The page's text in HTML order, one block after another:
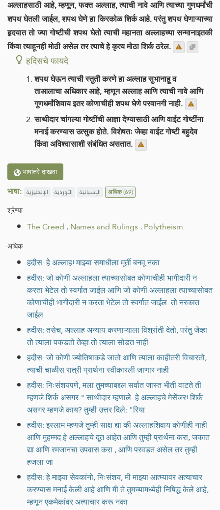
अल्लाहसाठी आहे, म्हणून, फक्त अल्लाह, त्याची नावे आणि त्याच्या गुणधर्मांची
शपथ घेतली जाईल, शपथ घेणे हा किरकोळ शिर्क आहे. परंतु शपथ घेणाऱ्याच्या
हृदयात तो ज्या गोष्टीची शपथ घेतो त्याची महानता अल्लाहच्या सन्मानाइतकी
किंवा त्याहूनही मोठी असेल तर त्याचे हे कृत्य मोठा शिर्क ठरेल.
हदिसचे फायदे
शपथ घेऊन त्याची स्तुती करणे हा अल्लाह सुभानाहू व
ताआलाचा अधिकार आहे, म्हणून अल्लाह आणि त्याची नावे आणि
गुणधर्मांशिवाय इतर कोणाचीही शपथ घेणे परवानगी नाही.
साथीदार चांगल्या गोष्टींची आज्ञा देण्यासाठी आणि वाईट गोष्टींना
मनाई करण्यास उत्सुक होते. विशेषतः जेव्हा वाईट गोष्टी बहुदेव
किंवा अविश्वासाशी संबंधित असतात.
भाषांतरे दाखवा
भाषा: الإنجليزية الأوردية الإسبانية अधिक(69)
श्रेण्या
The Creed .Names and Rulings.Polytheism
अधिक
हदीस: हे अल्लाह! माझ्या समाधीला मूर्ती बनवू नका
हदीस: जो कोणी अल्लाहला त्याच्यासोबत कोणाचीही भागीदारी न
करता भेटेल तो स्वर्गात जाईल आणि जो कोणी अल्लाहला त्याच्यासोबत
कोणाचीही भागीदारी न करता भेटेल तो स्वर्गात जाईल. तो नरकात
जाईल
हदीस: तसेच, अल्लाह अन्याय करणाऱ्याला विश्रांती देतो, परंतु जेव्हा
तो त्याला पकडतो तेव्हा तो त्याला सोडत नाही
हदीस: जो कोणी ज्योतिषाकडे जातो आणि त्याला काहीतरी विचारतो,
त्याची चाळीस रात्री प्रार्थना स्वीकारली जाणार नाही
हदीस: निःसंशयपणे, मला तुमच्याबद्दल सर्वात जास्त भीती वाटते ती
म्हणजे शिर्क असगर." साथीदार म्हणाले: हे अल्लाहचे मेसेंजर! शिर्क
असगर म्हणजे काय? तुम्ही उत्तर दिले: "रिया
हदीस: इस्लाम म्हणजे तुम्ही साक्ष द्या की अल्लाहशिवाय कोणीही नाही
आणि मुहम्मद हे अल्लाहचे दूत आहेत आणि तुम्ही प्रार्थना करा, जकात
द्या आणि रमजानचा उपवास करा , आणि परवडत असेल तर तुम्ही
हजला जा
हदीस: हे माझ्या सेवकांनो, निःसंशय, मी माझ्या आत्म्यावर अत्याचार
करण्यास मनाई केली आहे आणि मी ते तुमच्यामध्येही निषिद्ध केले आहे,
म्हणून एकमेकांवर अत्याचार करू नका